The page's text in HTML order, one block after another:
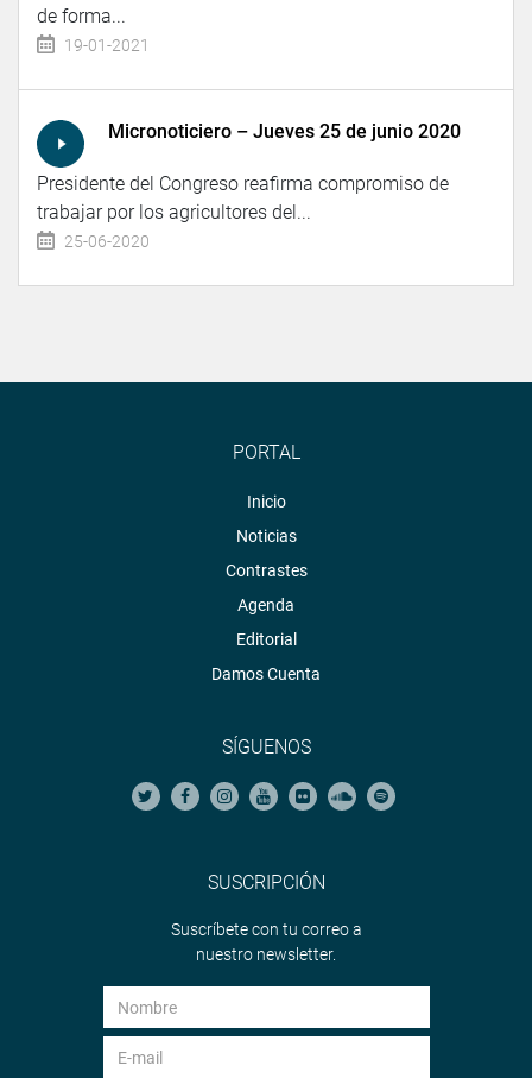
de forma...
19-01-2021
Micronoticiero – Jueves 25 de junio 2020
Presidente del Congreso reafirma compromiso de
trabajar por los agricultores del...
25-06-2020
PORTAL
Inicio
Noticias
Contrastes
Agenda
Editorial
Damos Cuenta
SÍGUENOS
SUSCRIPCIÓN
Suscríbete con tu correo a
nuestro newsletter.